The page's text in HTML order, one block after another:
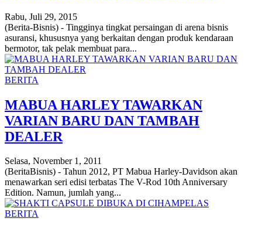
Rabu, Juli 29, 2015
(Berita-Bisnis) - Tingginya tingkat persaingan di arena bisnis
asuransi, khususnya yang berkaitan dengan produk kendaraan
bermotor, tak pelak membuat para...
BERITA
MABUA HARLEY TAWARKAN
VARIAN BARU DAN TAMBAH
DEALER
Selasa, November 1, 2011
(BeritaBisnis) - Tahun 2012, PT Mabua Harley-Davidson akan
menawarkan seri edisi terbatas The V-Rod 10th Anniversary
Edition. Namun, jumlah yang...
BERITA